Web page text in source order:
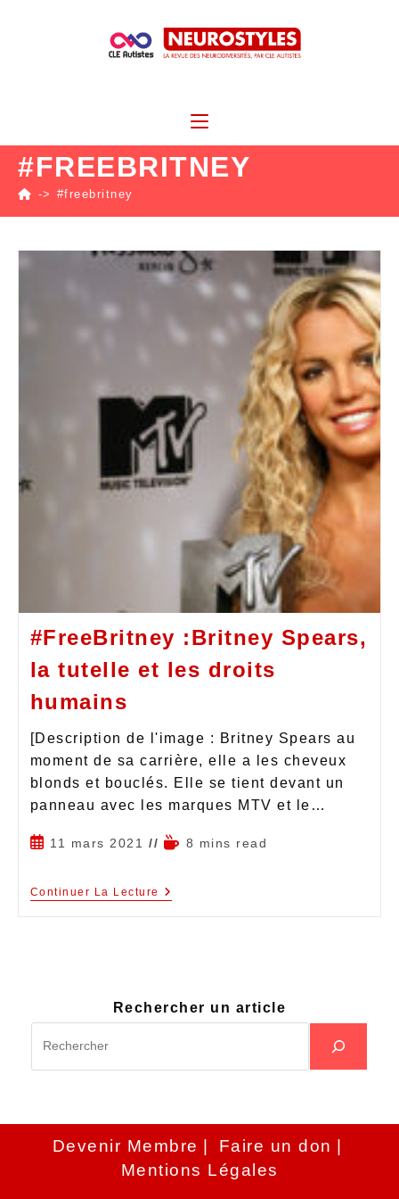
#FREEBRITNEY
-> #freebritney
#FreeBritney :Britney Spears,
la tutelle et les droits
humains
[Description de l'image : Britney Spears au
moment de sa carrière, elle a les cheveux
blonds et bouclés. Elle se tient devant un
panneau avec les marques MTV et le…
11 mars 2021 8 mins read
Continuer La Lecture
Rechercher un article
Devenir Membre
Faire un don
Mentions Légales